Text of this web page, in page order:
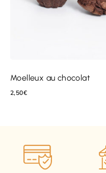
Moelleux au chocolat
2,50€